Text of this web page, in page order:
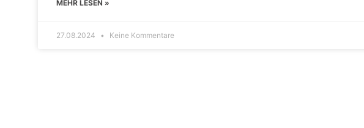
MEHR LESEN »
27.08.2024 Keine Kommentare